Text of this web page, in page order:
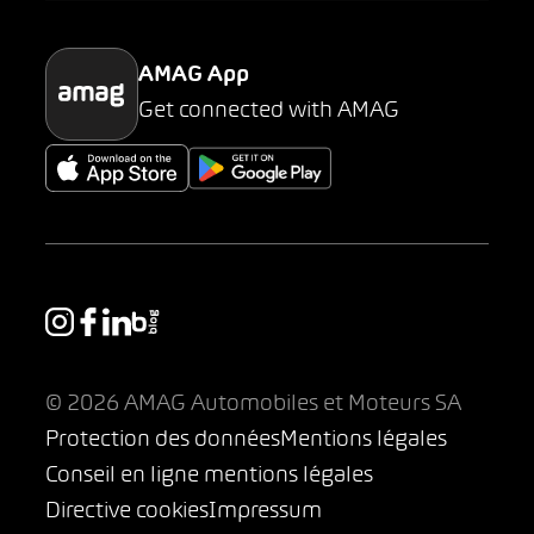
AMAG App
Get connected with AMAG
© 2026 AMAG Automobiles et Moteurs SA
Protection des donnéesMentions légales
Conseil en ligne mentions légales
Directive cookiesImpressum